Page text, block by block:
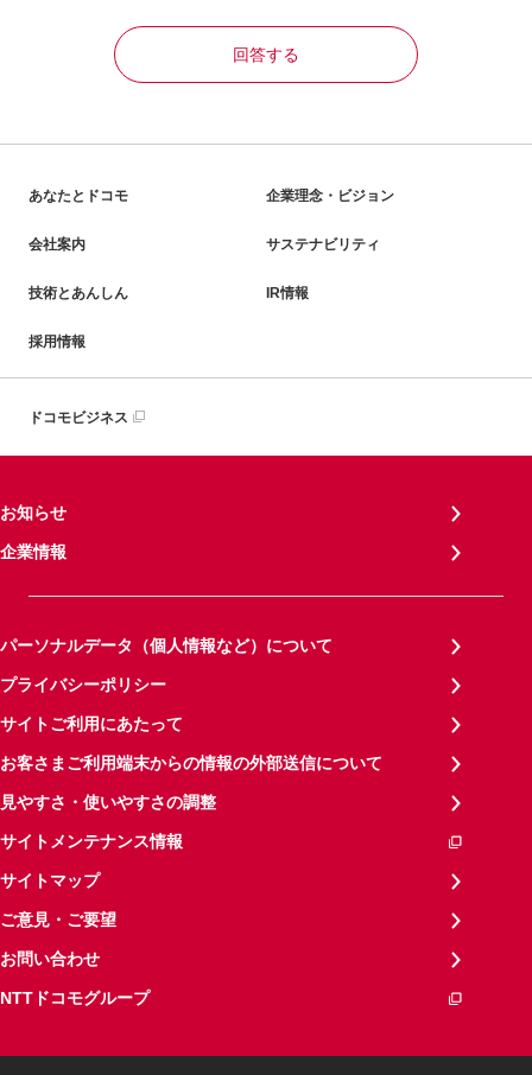
回答する
あなたとドコモ 企業理念・ビジョン
会社案内 サステナビリティ
技術とあんしん IR情報
採用情報
ドコモビジネス
お知らせ
企業情報
パーソナルデータ（個人情報など）について
プライバシーポリシー
サイトご利用にあたって
お客さまご利用端末からの情報の外部送信について
見やすさ・使いやすさの調整
サイトメンテナンス情報
サイトマップ
ご意見・ご要望
お問い合わせ
NTTドコモグループ